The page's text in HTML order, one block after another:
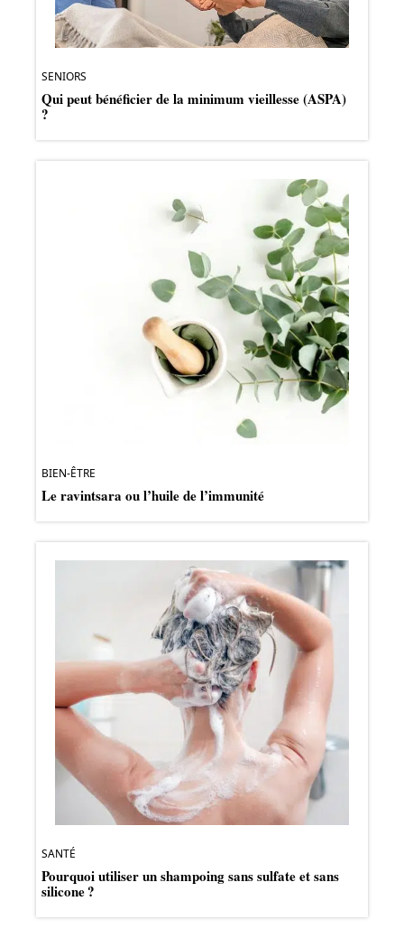
SENIORS
Qui peut bénéficier de la minimum vieillesse (ASPA)
?
BIEN-ÊTRE
Le ravintsara ou l’huile de l’immunité
SANTÉ
Pourquoi utiliser un shampoing sans sulfate et sans
silicone ?